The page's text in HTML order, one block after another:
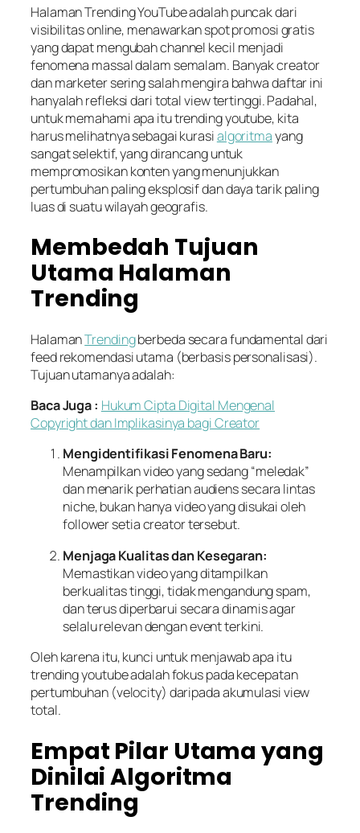
Halaman Trending YouTube adalah puncak dari
visibilitas online, menawarkan spot promosi gratis
yang dapat mengubah channel kecil menjadi
fenomena massal dalam semalam. Banyak creator
dan marketer sering salah mengira bahwa daftar ini
hanyalah refleksi dari total view tertinggi. Padahal,
untuk memahami apa itu trending youtube, kita
harus melihatnya sebagai kurasialgoritmayang
sangat selektif, yang dirancang untuk
mempromosikan konten yang menunjukkan
pertumbuhan paling eksplosif dan daya tarik paling
luas di suatu wilayah geografis.
Membedah Tujuan
Utama Halaman
Trending
HalamanTrendingberbeda secara fundamental dari
feed rekomendasi utama (berbasis personalisasi).
Tujuan utamanya adalah:
Baca Juga : Hukum Cipta Digital Mengenal
Copyright dan Implikasinya bagi Creator
Mengidentifikasi Fenomena Baru:
Menampilkan video yang sedang “meledak”
dan menarik perhatian audiens secara lintas
niche, bukan hanya video yang disukai oleh
follower setia creator tersebut.
Menjaga Kualitas dan Kesegaran:
Memastikan video yang ditampilkan
berkualitas tinggi, tidak mengandung spam,
dan terus diperbarui secara dinamis agar
selalu relevan dengan event terkini.
Oleh karena itu, kunci untuk menjawab apa itu
trending youtube adalah fokus pada kecepatan
pertumbuhan (velocity) daripada akumulasi view
total.
Empat Pilar Utama yang
Dinilai Algoritma
Trending